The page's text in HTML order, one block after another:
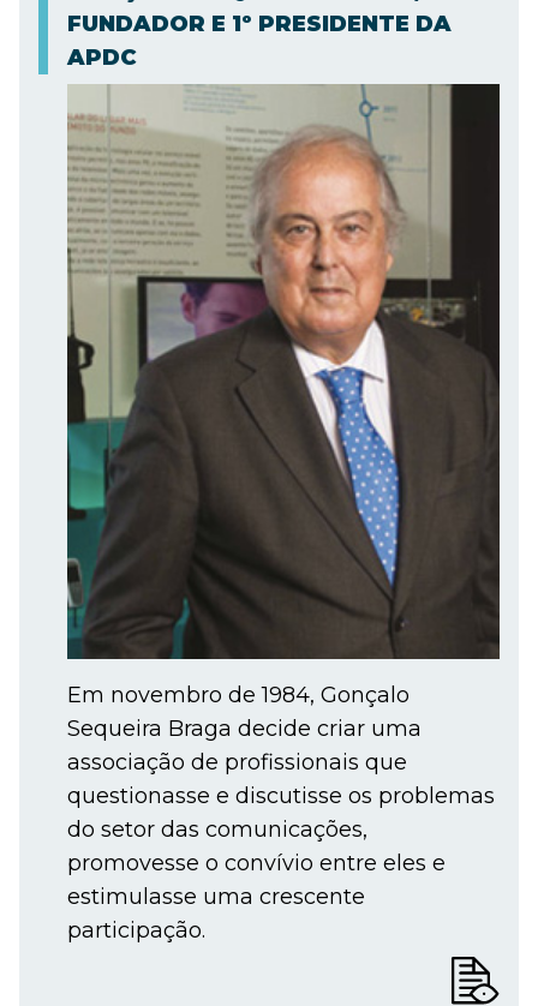
FUNDADOR E 1º PRESIDENTE DA
APDC
Em novembro de 1984, Gonçalo
Sequeira Braga decide criar uma
associação de profissionais que
questionasse e discutisse os problemas
do setor das comunicações,
promovesse o convívio entre eles e
estimulasse uma crescente
participação.